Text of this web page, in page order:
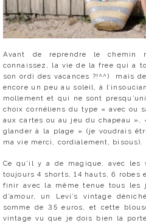
Avant de reprendre le
connaissez, la vie de la free qui a
son ordi des vacances ?!^^) mais
encore un peu au soleil, à
mollement et qui ne sont
choix cornéliens du type « avec ou
aux cartes ou au jeu du chapeau
glander à la plage » (je voudrais
ma vie merci, cordialement, bisous).
Ce qu’il y a de magique, avec les
toujours 4 shorts, 14 hauts, 6 robes
finir avec la même tenue tous les
d’amour, un Levi’s vintage
somme de 35 euros, et cette
vintage vu que je dois bien la